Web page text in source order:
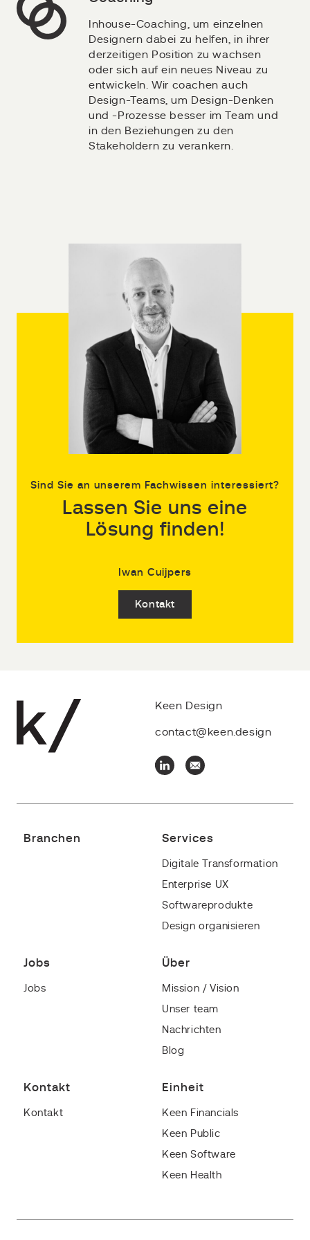
Inhouse-Coaching, um einzelnen
Designern dabei zu helfen, in ihrer
derzeitigen Position zu wachsen
oder sich auf ein neues Niveau zu
entwickeln. Wir coachen auch
Design-Teams, um Design-Denken
und -Prozesse besser im Team und
in den Beziehungen zu den
Stakeholdern zu verankern.
Sind Sie an unserem Fachwissen interessiert?
Lassen Sie uns eine
Lösung finden!
Iwan Cuijpers
Kontakt
Keen Design
contact@keen.design
Branchen Services
Digitale Transformation
Enterprise UX
Softwareprodukte
Design organisieren
Jobs
Jobs
Über
Mission / Vision
Unser team
Nachrichten
Blog
Kontakt
Kontakt
Einheit
Keen Financials
Keen Public
Keen Software
Keen Health